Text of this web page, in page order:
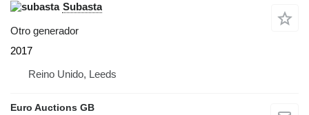
Subasta
Otro generador
2017
Reino Unido, Leeds
Euro Auctions GB